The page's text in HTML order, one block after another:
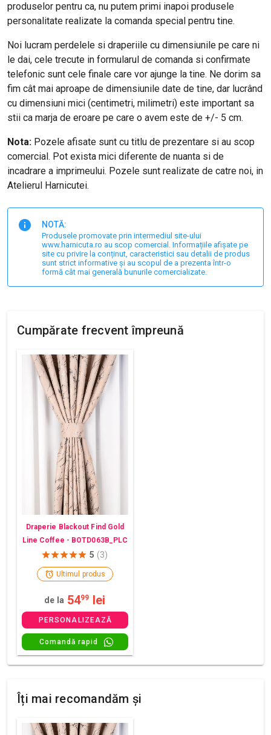
produselor pentru ca, nu putem primi inapoi produsele
personalitate realizate la comanda special pentru tine.
Noi lucram perdelele si draperiile cu dimensiunile pe care ni
le dai, cele trecute in formularul de comanda si confirmate
telefonic sunt cele finale care vor ajunge la tine. Ne dorim sa
fim cât mai aproape de dimensiunile date de tine, dar lucrând
cu dimensiuni mici (centimetri, milimetri) este important sa
stii ca marja de eroare pe care o avem este de +/- 5 cm.
Nota: Pozele afisate sunt cu titlu de prezentare si au scop
comercial. Pot exista mici diferente de nuanta si de
incadrare a imprimeului. Pozele sunt realizate de catre noi, in
Atelierul Harnicutei.
NOTĂ:
Produsele promovate prin intermediul site-ului
www.harnicuta.ro au scop comercial. Informațiile afișate pe
site cu privire la conținut, caracteristici sau detalii de produs
sunt strict informative și au scopul de a prezenta într-o
formă cât mai generală bunurile comercializate.
Cumpărate frecvent împreună
Draperie Blackout Find Gold
Line Coffee - BOTD063B_PLC
5 (3)
Ultimul produs
de la 5499 lei
PERSONALIZEAZĂ
Comandă rapid
Îți mai recomandăm și